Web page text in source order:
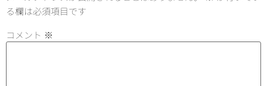
る欄は必須項目です
コメント ※